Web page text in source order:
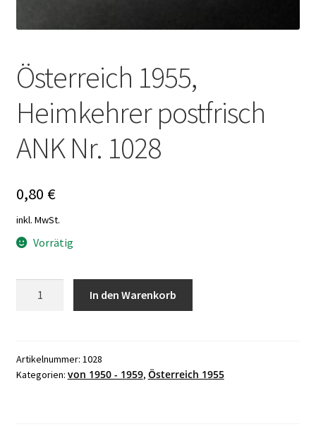
Österreich 1955,
Heimkehrer postfrisch
ANK Nr. 1028
0,80 €
inkl. MwSt.
Vorrätig
ANK
Nr.
In den Warenkorb
Artikelnummer: 1028
Kategorien: von 1950 - 1959, Österreich 1955